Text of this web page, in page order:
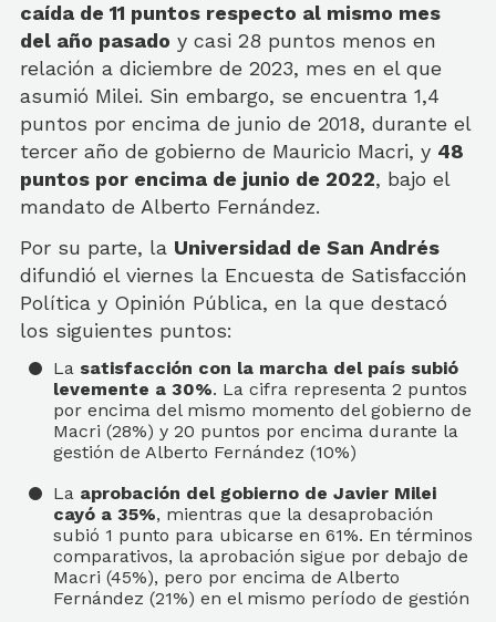
caída de 11 puntos respecto al mismo mes
del año pasado y casi 28 puntos menos en
relación a diciembre de 2023, mes en el que
asumió Milei. Sin embargo, se encuentra 1,4
puntos por encima de junio de 2018, durante el
tercer año de gobierno de Mauricio Macri, y 48
puntos por encima de junio de 2022, bajo el
mandato de Alberto Fernández.
Por su parte, la Universidad de San Andrés
difundió el viernes la Encuesta de Satisfacción
Política y Opinión Pública, en la que destacó
los siguientes puntos:
La satisfacción con la marcha del país subió
levemente a 30%. La cifra representa 2 puntos
por encima del mismo momento del gobierno de
Macri (28%) y 20 puntos por encima durante la
gestión de Alberto Fernández (10%)
La aprobación del gobierno de Javier Milei
cayó a 35%, mientras que la desaprobación
subió 1 punto para ubicarse en 61%. En términos
comparativos, la aprobación sigue por debajo de
Macri (45%), pero por encima de Alberto
Fernández (21%) en el mismo período de gestión